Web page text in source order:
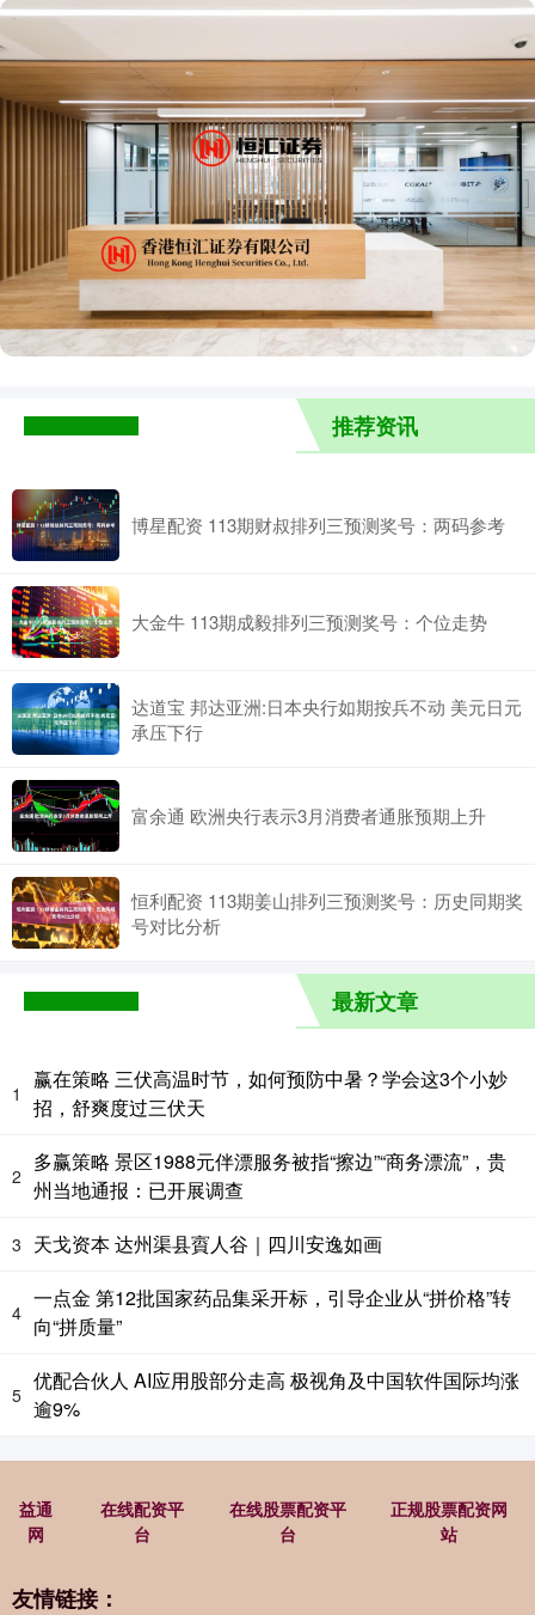
推荐资讯
博星配资 113期财叔排列三预测奖号：两码参考
大金牛 113期成毅排列三预测奖号：个位走势
达道宝 邦达亚洲:日本央行如期按兵不动 美元日元
承压下行
富余通 欧洲央行表示3月消费者通胀预期上升
恒利配资 113期姜山排列三预测奖号：历史同期奖
号对比分析
最新文章
1
赢在策略 三伏高温时节，如何预防中暑？学会这3个小妙
招，舒爽度过三伏天
2
多赢策略 景区1988元伴漂服务被指“擦边”“商务漂流”，贵
州当地通报：已开展调查
3 天戈资本 达州渠县賨人谷｜四川安逸如画
4
一点金 第12批国家药品集采开标，引导企业从“拼价格”转
向“拼质量”
5
优配合伙人 AI应用股部分走高 极视角及中国软件国际均涨
逾9%
益通
网
在线配资平
台
在线股票配资平
台
正规股票配资网
站
友情链接：